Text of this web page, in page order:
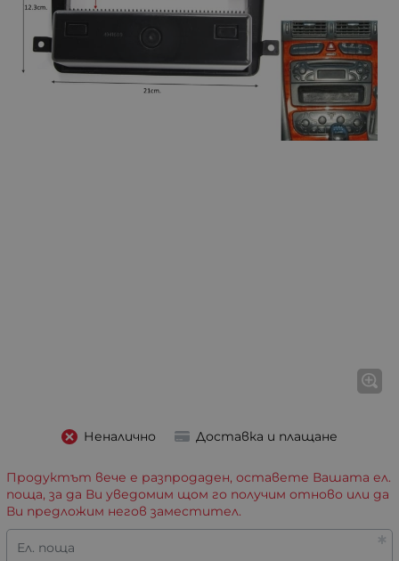
Неналично Доставка и плащане
Продуктът вече е разпродаден, оставете Вашата ел.
поща, за да Ви уведомим щом го получим отново или да
Ви предложим негов заместител.
Ел. поща